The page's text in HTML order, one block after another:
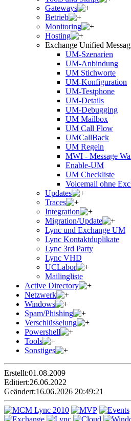
Gateways
Betrieb
Monitoring
Hosting
Exchange Unified
UM-Szenarien
UM-Anbindung
UM Stichworte
UM-Konfiguration
UM-Testphone
UM-Details
UM-Debugging
UM Mailbox
UM Call Flow
UMCallBack
UM Regeln
MWI - Message
Enable-UM
UM Checkliste
Voicemail ohne
Updates
Traces
Integration
Migration/Update
Lync und Exchange UM
Lync Kontaktduplikate
Lync 3rd Party
Lync VHD
UCLabor
Mailingliste
Active Directory
Netzwerk
Windows
Spam/Phishing
Verschlüsselung
Powershell
Tools
Sonstiges
Erstellt:01.08.2009
Editiert:26.06.2022
Geändert:16.06.2026 20:49:21